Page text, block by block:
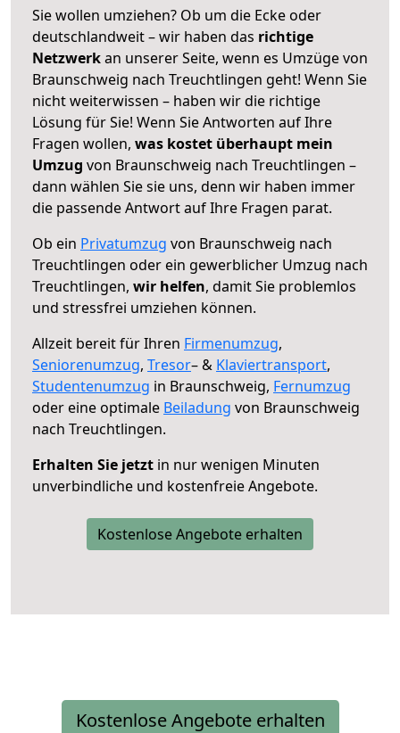
Sie wollen umziehen? Ob um die Ecke oder
deutschlandweit – wir haben das richtige
Netzwerkan unserer Seite, wenn es Umzüge von
Braunschweig nach Treuchtlingen geht! Wenn Sie
nicht weiterwissen – haben wir die richtige
Lösung für Sie! Wenn Sie Antworten auf Ihre
Fragen wollen, was kostet überhaupt mein
Umzug von Braunschweig nach Treuchtlingen –
dann wählen Sie sie uns, denn wir haben immer
die passende Antwort auf Ihre Fragen parat.
Ob ein Privatumzug von Braunschweig nach
Treuchtlingen oder ein gewerblicher Umzug nach
Treuchtlingen, wir helfen, damit Sie problemlos
und stressfrei umziehen können.
Allzeit bereit für Ihren Firmenumzug,
Seniorenumzug, Tresor– & Klaviertransport,
Studentenumzug in Braunschweig, Fernumzug
oder eine optimale Beiladung von Braunschweig
nach Treuchtlingen.
Erhalten Sie jetzt in nur wenigen Minuten
unverbindliche und kostenfreie Angebote.
Kostenlose Angebote erhalten
Kostenlose Angebote erhalten